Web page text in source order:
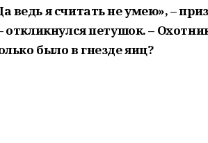
ведь я считать не умею», –
откликнулся петушок. –
было в гнезде яиц?